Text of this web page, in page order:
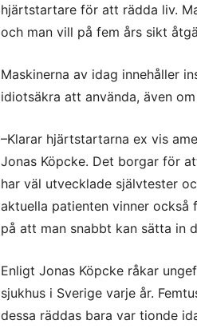
hjärtstartare för att rädda liv.
och man vill på fem års sikt
Maskinerna av idag innehåller
idiotsäkra att använda, även
–Klarar hjärtstartarna ex vis
Jonas Köpcke. Det borgar för
har väl utvecklade självtester
aktuella patienten vinner också
på att man snabbt kan sätta in
Enligt Jonas Köpcke råkar
sjukhus i Sverige varje år.
dessa räddas bara var tionde